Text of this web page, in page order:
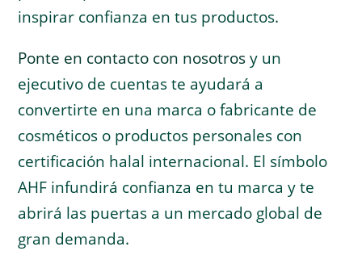
inspirar confianza en tus productos.
Ponte en contacto con nosotrosy un
ejecutivo de cuentas te ayudará a
convertirte en una marca o fabricante de
cosméticos o productos personales con
certificación halal internacional. El símbolo
AHF infundirá confianza en tu marca y te
abrirá las puertas a un mercado global de
gran demanda.